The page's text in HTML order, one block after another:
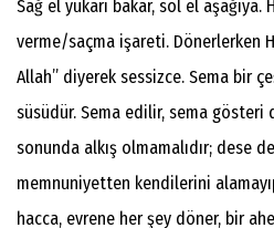
Sağ el yukarı bakar, sol el aşağıya.
verme/saçma işareti. Dönerlerken
Allah” diyerek sessizce. Sema bir
süsüdür. Sema edilir, sema gösteri
sonunda alkış olmamalıdır; dese
memnuniyetten kendilerini
hacca, evrene her şey döner, bir